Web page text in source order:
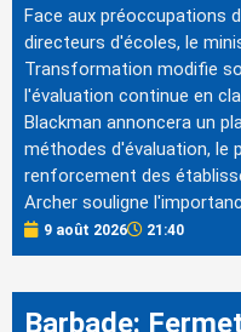
Face aux préoccupations
directeurs d'écoles, le
Transformation modifie
l'évaluation continue en
Blackman annoncera un
méthodes d'évaluation, le
renforcement des
Archer souligne
9 août 2026 21:40
Barbade: